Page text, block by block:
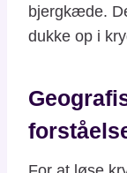
bjergkæde.
dukke op i